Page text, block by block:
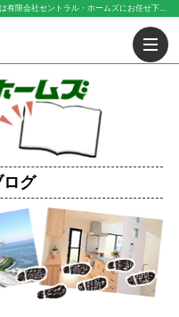
今日の金田湾 10月26日（土） | 横須賀市、三浦市の賃貸は有限会社セントラル・ホームズにお任せ下さい！
ログ